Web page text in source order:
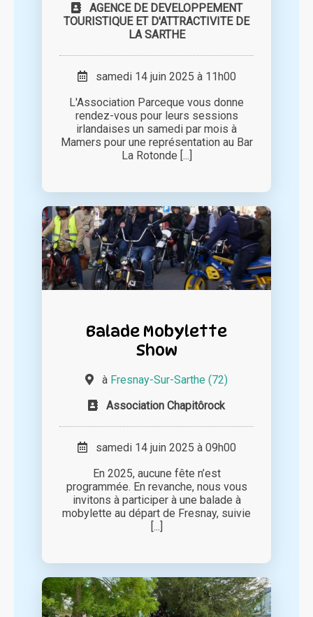
AGENCE DE DEVELOPPEMENT
TOURISTIQUE ET D'ATTRACTIVITE DE
LA SARTHE
samedi 14 juin 2025 à 11h00
L'Association Parceque vous donne
rendez-vous pour leurs sessions
irlandaises un samedi par mois à
Mamers pour une représentation au Bar
La Rotonde [...]
Balade Mobylette
Show
à Fresnay-Sur-Sarthe (72)
Association Chapitôrock
samedi 14 juin 2025 à 09h00
En 2025, aucune fête n’est
programmée. En revanche, nous vous
invitons à participer à une balade à
mobylette au départ de Fresnay, suivie
[...]